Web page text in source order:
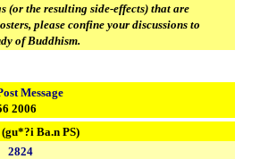
(or the resulting side-effects) that are
please confine your discussions to
of Buddhism.
Message
2006
Ba.n PS)
2824